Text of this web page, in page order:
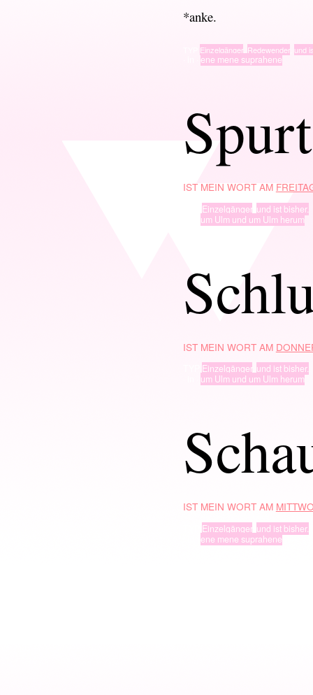
*anke.
Einzelgänger, Redewender, und
ene mene suprahene
Spurt
IST MEIN WORT AM
Einzelgänger, und ist bisher.
um Ulm und um Ulm herum
IST MEIN WORT AM
Einzelgänger, und ist bisher.
um Ulm und um Ulm herum
IST MEIN WORT AM
Einzelgänger, und ist bisher.
ene mene suprahene